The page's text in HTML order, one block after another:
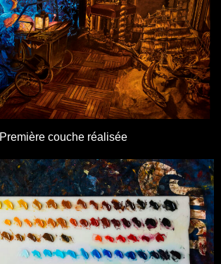
Première couche réalisée